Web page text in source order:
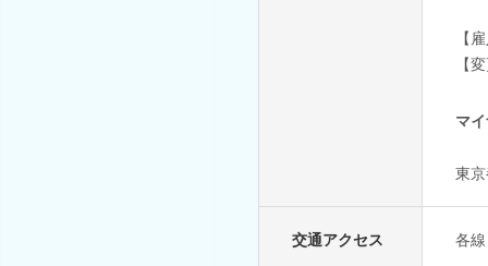
【
【
マ
東
交通アクセス 各